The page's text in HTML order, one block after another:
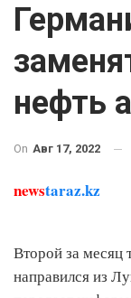
нефть
On Авг 17, 2022
newstaraz.kz
Второй за месяц
направился из